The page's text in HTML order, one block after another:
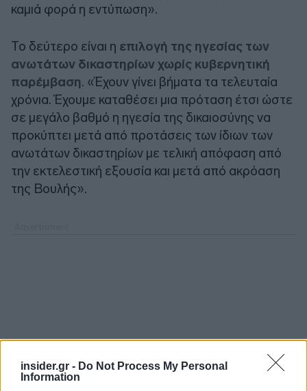
insider.gr - Do Not Process My Personal
Information
καμιά φορά η εντύπωση».
Το δεύτερο είναι η επιλογή της ηγεσίας των
ανωτάτων δικαστηρίων χωρίς κυβερνητική
παρέμβαση. «Έχουν γίνει βήματα τα τελευταία
χρόνια. Έχουμε καταθέσει μια πρόταση έτσι ώστε
σε μεγάλο βαθμό η ηγεσία της δικαιοσύνης να
προκύπτει μετά από προτάσεις των ίδιων των
ανωτάτων δικαστηρίων με τελική απόφαση από
την εκτελεστική εξουσία και μετά από ακρόαση
της Βουλής».